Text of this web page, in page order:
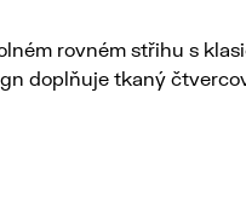
rovném střihu s
doplňuje tkaný